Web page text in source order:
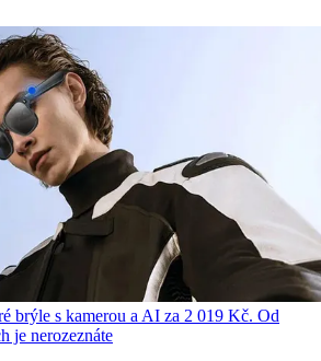
brýle s kamerou a AI za 2 019 Kč. Od
je nerozeznáte